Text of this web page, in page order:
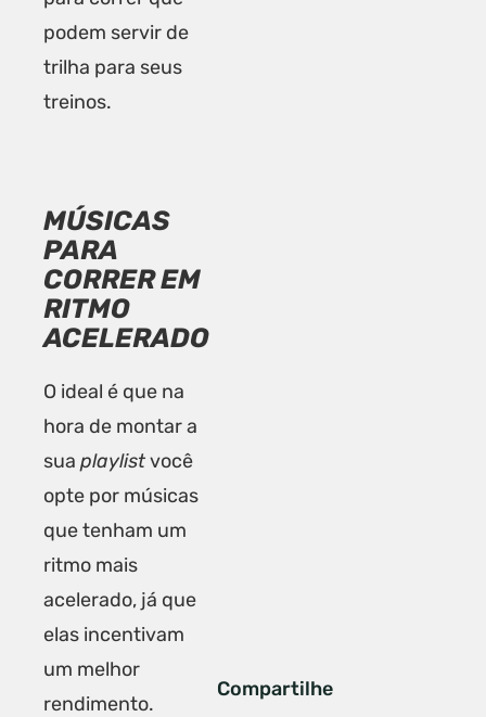
podem servir de
trilha para seus
treinos.
MÚSICAS
PARA
CORRER EM
RITMO
ACELERADO
O ideal é que na
hora de montar a
sua playlistvocê
opte por músicas
que tenham um
ritmo mais
acelerado, já que
elas incentivam
um melhor
rendimento.
Compartilhe